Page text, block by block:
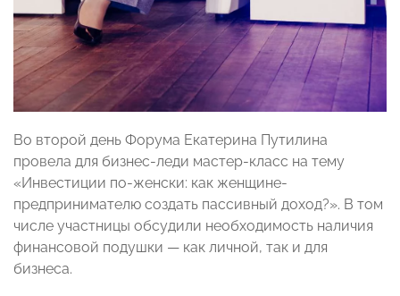
Во второй день Форума Екатерина Путилина
провела для бизнес-леди мастер-класс на тему
«Инвестиции по-женски: как женщине-
предпринимателю создать пассивный доход?». В том
числе участницы обсудили необходимость наличия
финансовой подушки — как личной, так и для
бизнеса.